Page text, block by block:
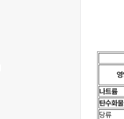
나트륨
탄수화물
당류